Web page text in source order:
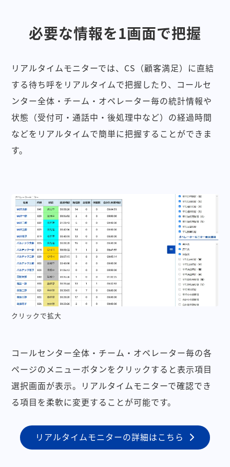
必要な情報を1画面で把握
リアルタイムモニターでは、CS（顧客満足）に直結
する待ち呼をリアルタイムで把握したり、コールセ
ンター全体・チーム・オペレーター毎の統計情報や
状態（受付可・通話中・後処理中など）の経過時間
などをリアルタイムで簡単に把握することができま
す。
クリックで拡大
コールセンター全体・チーム・オペレーター毎の各
ページのメニューボタンをクリックすると表示項目
選択画面が表示。リアルタイムモニターで確認でき
る項目を柔軟に変更することが可能です。
リアルタイムモニターの詳細はこちら